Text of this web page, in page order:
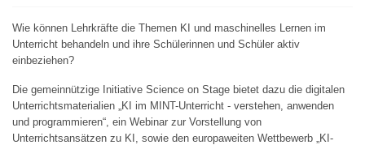
Wie können Lehrkräfte die Themen KI und maschinelles Lernen im
Unterricht behandeln und ihre Schülerinnen und Schüler aktiv
einbeziehen?
Die gemeinnützige Initiative Science on Stage bietet dazu die digitalen
Unterrichtsmaterialien „KI im MINT-Unterricht - verstehen, anwenden
und programmieren“, ein Webinar zur Vorstellung von
Unterrichtsansätzen zu KI, sowie den europaweiten Wettbewerb „KI-